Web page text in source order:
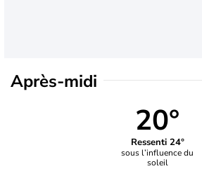
Après-midi
20°
Ressenti 24°
sous l’influence du
soleil